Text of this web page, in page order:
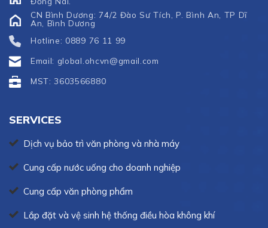
CN Bình Dương: 74/2 Đào Sư Tích, P. Bình An, TP Dĩ
An, Bình Dương
Hotline: 0889 76 11 99
Email: global.ohcvn@gmail.com
MST: 3603566880
SERVICES
Dịch vụ bảo trì văn phòng và nhà máy
Cung cấp nước uống cho doanh nghiệp
Cung cấp văn phòng phẩm
Lắp đặt và vệ sinh hệ thống điều hòa không khí